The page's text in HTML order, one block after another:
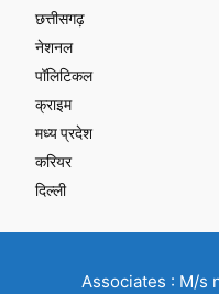
छत्तीसगढ़
नेशनल
पॉलिटिकल
क्राइम
मध्य प्रदेश
करियर
दिल्ली
Associates : M/s